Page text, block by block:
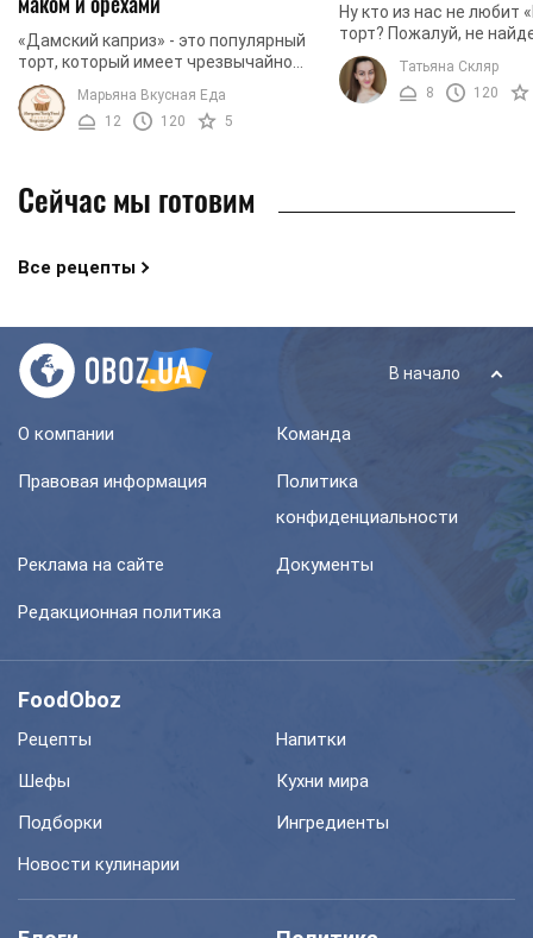
«Дамский каприз» - это популярный
торт, который имеет чрезвычайно
богатый вкус благодаря сочетанию
коржей с различными начинками. Мы
сегодня для ...
Марьяна Вкусная Еда
12
120 5
Ну кто из нас не любит
торт? Пожалуй, не
человека, который не
белковые коржи,
кремом и ...
Татьяна Скляр
8
120
Сейчас мы готовим
Все рецепты
В начало
О компании Команда
Правовая информация
Политика
конфиденциальности
Реклама на сайте Документы
Редакционная политика
FoodOboz
Рецепты
Напитки
Шефы
Кухни мира
Подборки
Ингредиенты
Новости кулинарии